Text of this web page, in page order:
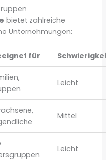
bietet zahlreiche
Unternehmungen:
für
Leicht
Mittel
Leicht